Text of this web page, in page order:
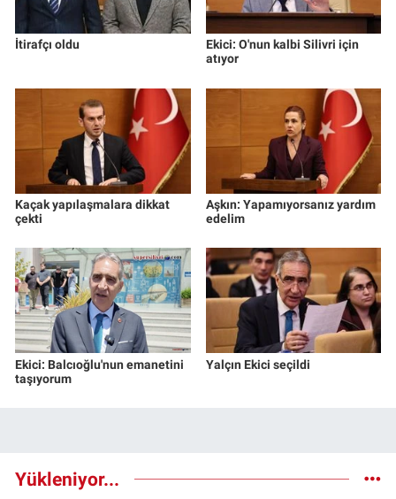
İtirafçı oldu
Ekici: O'nun kalbi Silivri için
atıyor
Kaçak yapılaşmalara dikkat
çekti
Aşkın: Yapamıyorsanız yardım
edelim
Ekici: Balcıoğlu'nun emanetini
taşıyorum
Yalçın Ekici seçildi
Yükleniyor...